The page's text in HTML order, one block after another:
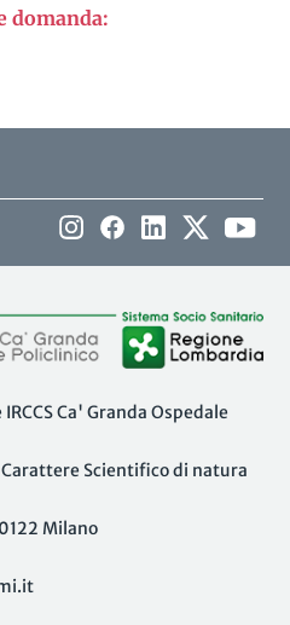
domanda:
Ca' Granda Ospedale
Scientifico di natura
Milano